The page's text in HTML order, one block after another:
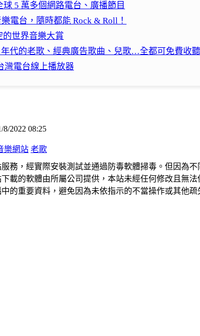
5 萬多個網路電台、廣播節目
電台，隨時都能 Rock & Roll！
的世界音樂大賞
年代的老歌、經典廣告歌曲、兒歌…全都可免費收聽
灣電台線上播放器
2022 08:25
樂網站 老歌
務，經實際安裝測試並通過防毒軟體掃毒。但因為
載的軟體由所屬公司提供，本站未經任何修改且無
的重要資料，避免因為未依指示的不當操作或其他